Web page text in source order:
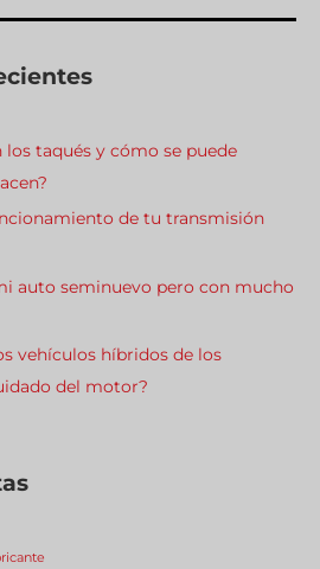
ES
los taqués y cómo se puede
de tu transmisión
auto seminuevo pero con mucho
vehículos híbridos de los
del motor?